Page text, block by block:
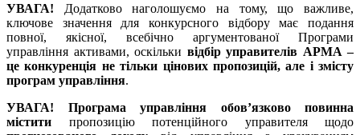
УВАГА! Додатково наголошуємо на тому, що важливе,
ключове значення для конкурсного відбору має подання
повної, якісної, всебічно аргументованої Програми
управління активами, оскільки відбір управителів АРМА –
це конкуренція не тільки цінових пропозицій, але і змісту
програм управління.
УВАГА!
Програма управління обов’язково повинна
містити пропозицію потенційного управителя щодо